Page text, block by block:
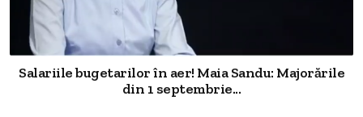
Salariile bugetarilor în aer! Maia Sandu: Majorările
din 1 septembrie...